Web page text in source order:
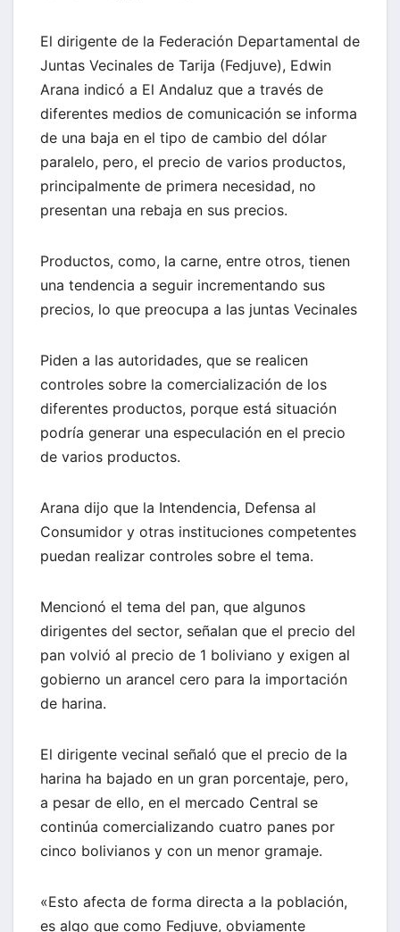
El dirigente de la Federación Departamental de
Juntas Vecinales de Tarija (Fedjuve), Edwin
Arana indicó a El Andaluz que a través de
diferentes medios de comunicación se informa
de una baja en el tipo de cambio del dólar
paralelo, pero, el precio de varios productos,
principalmente de primera necesidad, no
presentan una rebaja en sus precios.
Productos, como, la carne, entre otros, tienen
una tendencia a seguir incrementando sus
precios, lo que preocupa a las juntas Vecinales
Piden a las autoridades, que se realicen
controles sobre la comercialización de los
diferentes productos, porque está situación
podría generar una especulación en el precio
de varios productos.
Arana dijo que la Intendencia, Defensa al
Consumidor y otras instituciones competentes
puedan realizar controles sobre el tema.
Mencionó el tema del pan, que algunos
dirigentes del sector, señalan que el precio del
pan volvió al precio de 1 boliviano y exigen al
gobierno un arancel cero para la importación
de harina.
El dirigente vecinal señaló que el precio de la
harina ha bajado en un gran porcentaje, pero,
a pesar de ello, en el mercado Central se
continúa comercializando cuatro panes por
cinco bolivianos y con un menor gramaje.
«Esto afecta de forma directa a la población,
es algo que como Fedjuve, obviamente